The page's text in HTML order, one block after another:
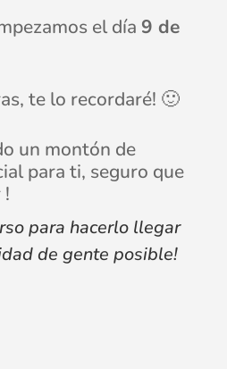
el día 9 de
te lo recordaré! 🙂
un montón de
para ti, seguro que
para hacerlo llegar
de gente posible!